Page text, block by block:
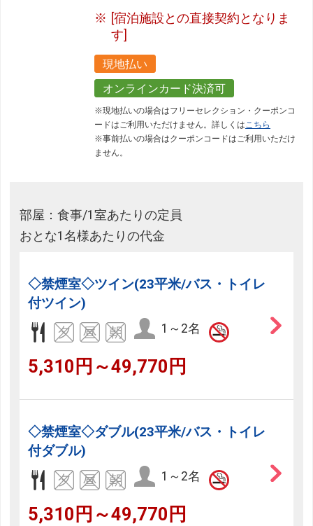
[宿泊施設との直接契約となりま
す]
現地払い
オンラインカード決済可
※現地払いの場合はフリーセレクション・クーポンコ
ードはご利用いただけません。詳しくはこちら
※事前払いの場合はクーポンコードはご利用いただけ
ません。
部屋：食事/1室あたりの定員
おとな1名様あたりの代金
◇禁煙室◇ツイン(23平米/バス・トイレ
付ツイン)
1～2名
5,310円～49,770円
◇禁煙室◇ダブル(23平米/バス・トイレ
付ダブル)
1～2名
5,310円～49,770円